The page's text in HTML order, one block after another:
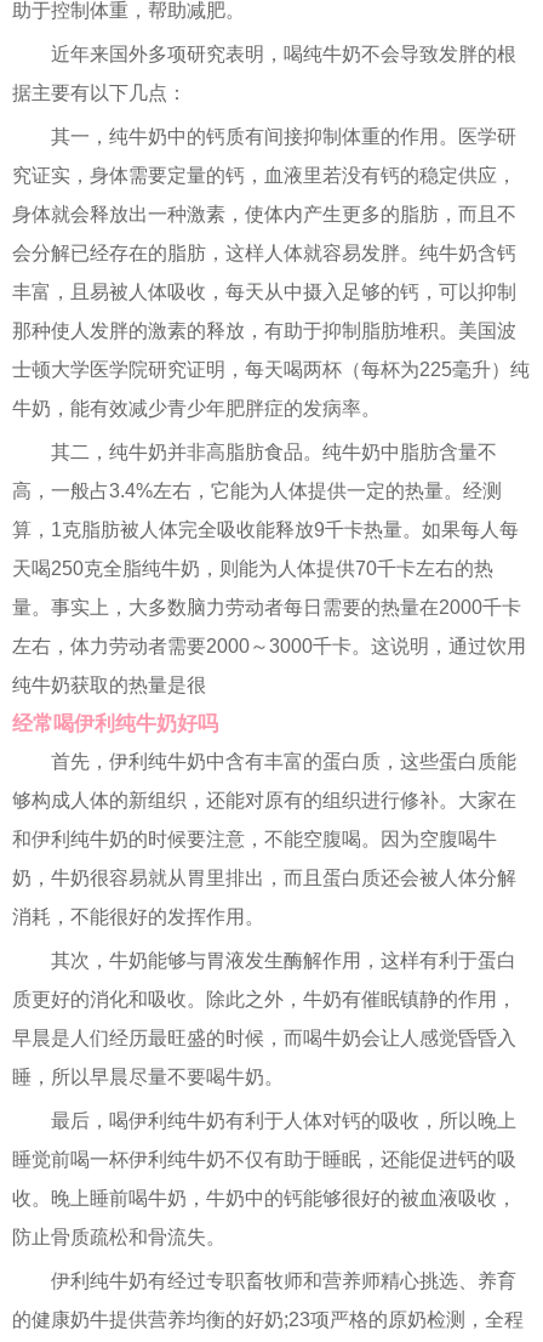
助于控制体重，帮助减肥。
近年来国外多项研究表明，喝纯牛奶不会导致发胖的根
据主要有以下几点：
其一，纯牛奶中的钙质有间接抑制体重的作用。医学研
究证实，身体需要定量的钙，血液里若没有钙的稳定供应，
身体就会释放出一种激素，使体内产生更多的脂肪，而且不
会分解已经存在的脂肪，这样人体就容易发胖。纯牛奶含钙
丰富，且易被人体吸收，每天从中摄入足够的钙，可以抑制
那种使人发胖的激素的释放，有助于抑制脂肪堆积。美国波
士顿大学医学院研究证明，每天喝两杯（每杯为225毫升）纯
牛奶，能有效减少青少年肥胖症的发病率。
其二，纯牛奶并非高脂肪食品。纯牛奶中脂肪含量不
高，一般占3.4%左右，它能为人体提供一定的热量。经测
算，1克脂肪被人体完全吸收能释放9千卡热量。如果每人每
天喝250克全脂纯牛奶，则能为人体提供70千卡左右的热
量。事实上，大多数脑力劳动者每日需要的热量在2000千卡
左右，体力劳动者需要2000～3000千卡。这说明，通过饮用
纯牛奶获取的热量是很
经常喝伊利纯牛奶好吗
首先，伊利纯牛奶中含有丰富的蛋白质，这些蛋白质能
够构成人体的新组织，还能对原有的组织进行修补。大家在
和伊利纯牛奶的时候要注意，不能空腹喝。因为空腹喝牛
奶，牛奶很容易就从胃里排出，而且蛋白质还会被人体分解
消耗，不能很好的发挥作用。
其次，牛奶能够与胃液发生酶解作用，这样有利于蛋白
质更好的消化和吸收。除此之外，牛奶有催眠镇静的作用，
早晨是人们经历最旺盛的时候，而喝牛奶会让人感觉昏昏入
睡，所以早晨尽量不要喝牛奶。
最后，喝伊利纯牛奶有利于人体对钙的吸收，所以晚上
睡觉前喝一杯伊利纯牛奶不仅有助于睡眠，还能促进钙的吸
收。晚上睡前喝牛奶，牛奶中的钙能够很好的被血液吸收，
防止骨质疏松和骨流失。
伊利纯牛奶有经过专职畜牧师和营养师精心挑选、养育
的健康奶牛提供营养均衡的好奶;23项严格的原奶检测，全程